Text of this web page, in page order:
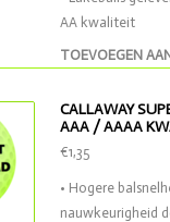
TOEVOEGEN
AA kwaliteit
CALLAWAY
AAA / AAAA
€1,35
• Hogere
nauwkeurigheid